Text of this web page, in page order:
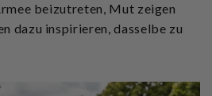
beizutreten, Mut zeigen
dazu inspirieren, dasselbe zu